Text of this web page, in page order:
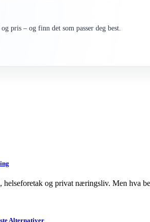
pris – og finn det som passer deg best.
helseforetak og privat næringsliv. Men hva
Alternativer